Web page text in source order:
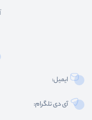
ایمیل:
آی دی تلگرام: